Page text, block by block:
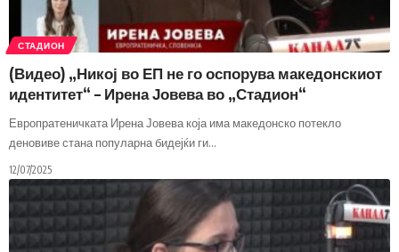
СТАДИОН
(Видео) „Никој во ЕП не го оспорува македонскиот
идентитет“ – Ирена Јовева во „Стадион“
Европратеничката Ирена Јовева која има македонско потекло
деновиве стана популарна бидејќи ги…
12/07/2025